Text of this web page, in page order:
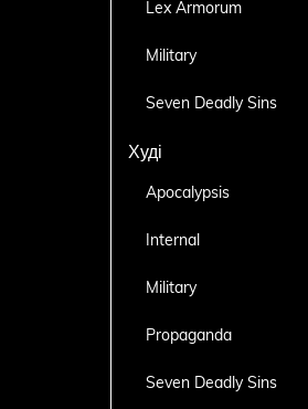
Lex Armorum
Military
Seven Deadly Sins
Худі
Apocalypsis
Internal
Military
Propaganda
Seven Deadly Sins